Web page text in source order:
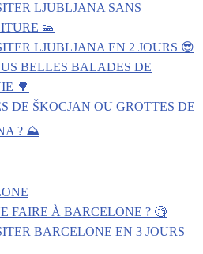
LJUBLJANA SANS
👟
LJUBLJANA EN 2 JOURS 😎
BELLES BALADES DE
🌳
DE ŠKOCJAN OU GROTTES DE
? ⛰️
FAIRE À BARCELONE ? 🧐
BARCELONE EN 3 JOURS